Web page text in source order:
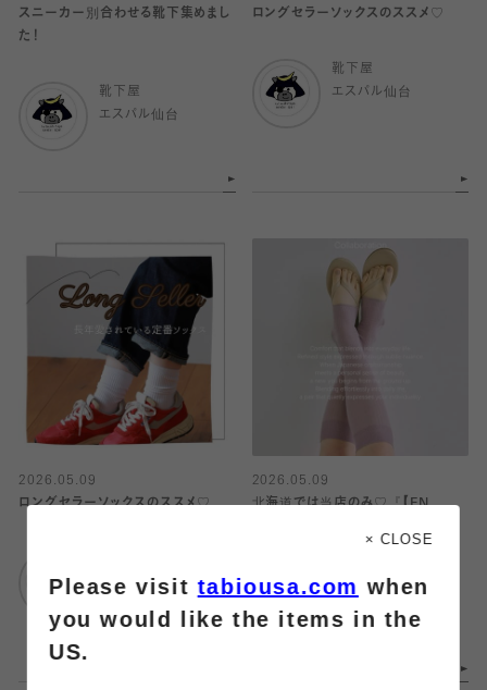
スニーカー別合わせる靴下集めまし
た！
靴下屋
エスパル仙台
ロングセラーソックスのススメ♡
靴下屋
エスパル仙台
2026.05.09
ロングセラーソックスのススメ♡
エスパル仙台
2026.05.09
北海道では当店のみ♡『【EN
靴下屋
× CLOSE
Please visittabiousa.com when
you would like the items in the
US.